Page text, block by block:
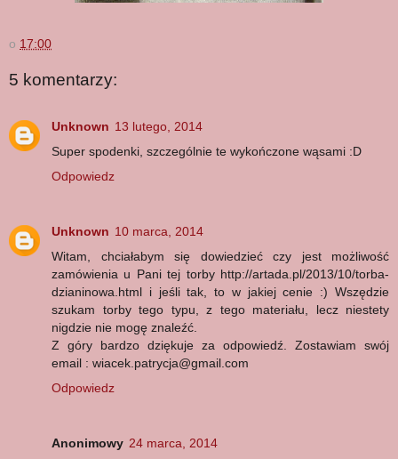
o 17:00
5 komentarzy:
Unknown 13 lutego, 2014
Super spodenki, szczególnie te wykończone wąsami :D
Odpowiedz
Unknown 10 marca, 2014
Witam, chciałabym się dowiedzieć czy jest możliwość
zamówienia u Pani tej torby http://artada.pl/2013/10/torba-
dzianinowa.html i jeśli tak, to w jakiej cenie :) Wszędzie
szukam torby tego typu, z tego materiału, lecz niestety
nigdzie nie mogę znaleźć.
Z góry bardzo dziękuje za odpowiedź. Zostawiam swój
email : wiacek.patrycja@gmail.com
Odpowiedz
Anonimowy 24 marca, 2014